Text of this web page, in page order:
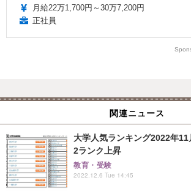
月給22万1,700円～30万7,200円
正社員
関連ニュース
大学人気ランキング2022年
2ランク上昇
教育・受験
2022.12.6 Tue 14:45